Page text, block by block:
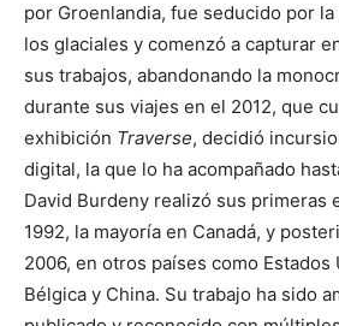
por Groenlandia, fue seducido por
los glaciales y comenzó a capturar
sus trabajos, abandonando la
durante sus viajes en el 2012, que
exhibición Traverse, decidió
digital, la que lo ha acompañado
David Burdeny realizó sus primeras
1992, la mayoría en Canadá, y
2006, en otros países como Estados
Bélgica y China. Su trabajo ha sido